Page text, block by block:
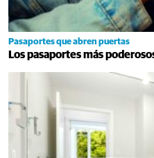
Pasaportes que abren puertas
Los pasaportes más